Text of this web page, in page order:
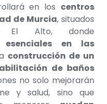
en los centros
de Murcia, situados
Alto, donde
esenciales en las
construcción de un
de baños
no solo mejorarán
y salud, sino que